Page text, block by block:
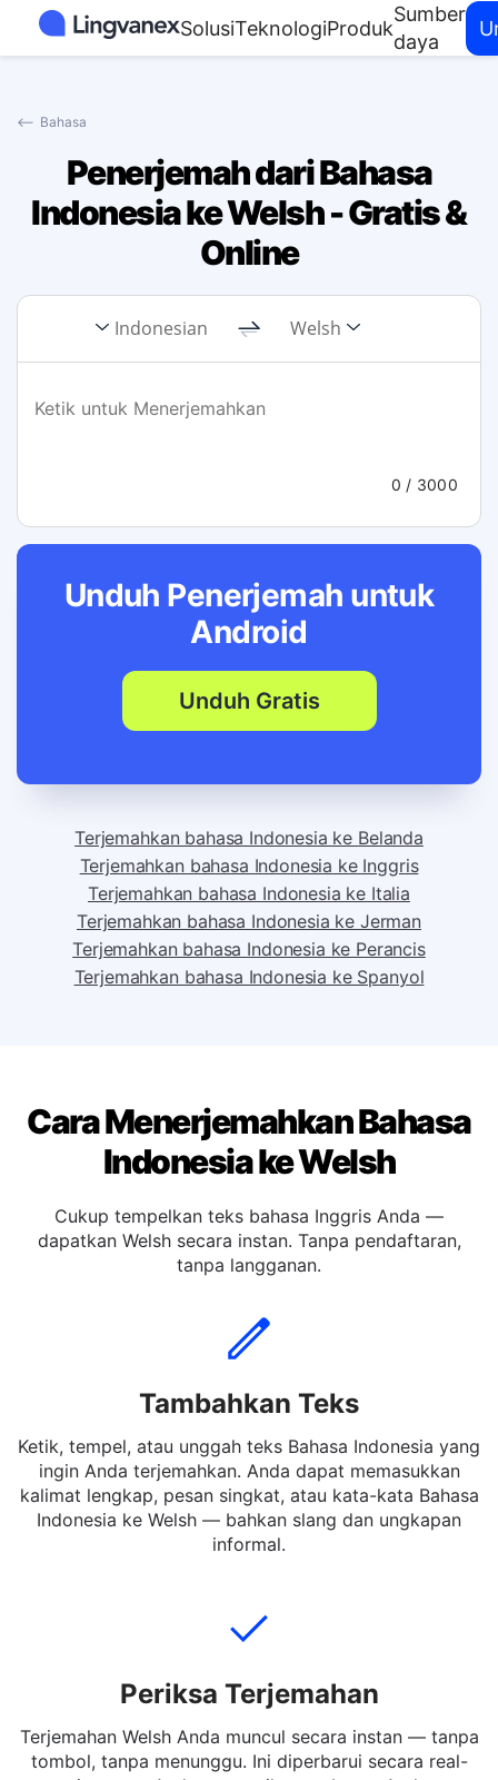
SolusiTeknologiProduk
Sumber
daya
⟵ Bahasa
Penerjemah dari Bahasa
Indonesia ke Welsh - Gratis &
Online
Indonesian Welsh
0 / 3000
Unduh Penerjemah untuk
Android
Unduh Gratis
Terjemahkan bahasa Indonesia ke Belanda
Terjemahkan bahasa Indonesia ke Inggris
Terjemahkan bahasa Indonesia ke Italia
Terjemahkan bahasa Indonesia ke Jerman
Cara Menerjemahkan Bahasa
Indonesia ke Welsh
Cukup tempelkan teks bahasa Inggris Anda —
tanpa langganan.
Tambahkan Teks
Ketik, tempel, atau unggah teks Bahasa Indonesia yang
ingin Anda terjemahkan. Anda dapat memasukkan
kalimat lengkap, pesan singkat, atau kata-kata Bahasa
Periksa Terjemahan